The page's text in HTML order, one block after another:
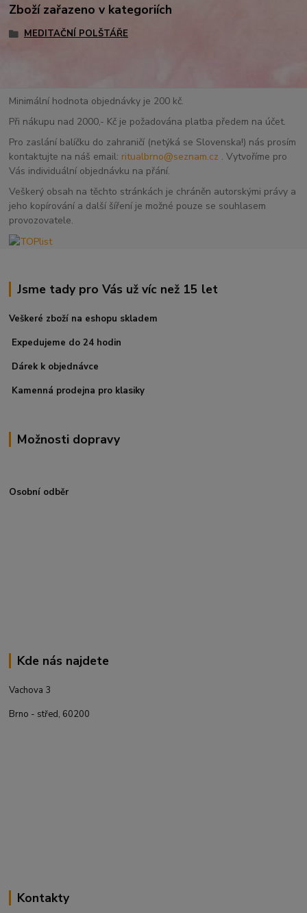
Zboží zařazeno v kategoriích
MEDITAČNÍ POLŠTÁŘE
Minimální hodnota objednávky je 200 kč.
Při nákupu nad 2000,- Kč je požadována platba předem na účet.
Pro zaslání balíčku do zahraničí (netýká se Slovenska!) nás prosím
kontaktujte na náš email: ritualbrno@seznam.cz . Vytvoříme pro
Vás individuální objednávku na přání.
Veškerý obsah na těchto stránkách je chráněn autorskými právy a
jeho kopírování a další šíření je možné pouze se souhlasem
provozovatele.
Jsme tady pro Vás už víc než 15 let
Veškeré zboží na eshopu skladem
Expedujeme do 24 hodin
Dárek k objednávce
Kamenná prodejna pro klasiky
Možnosti dopravy
Osobní odběr
Kde nás najdete
Vachova 3
Brno - střed, 60200
Kontakty